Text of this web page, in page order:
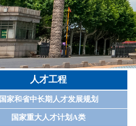
人才工程
国家和省中长期人才发展规划
国家重大人才计划A类